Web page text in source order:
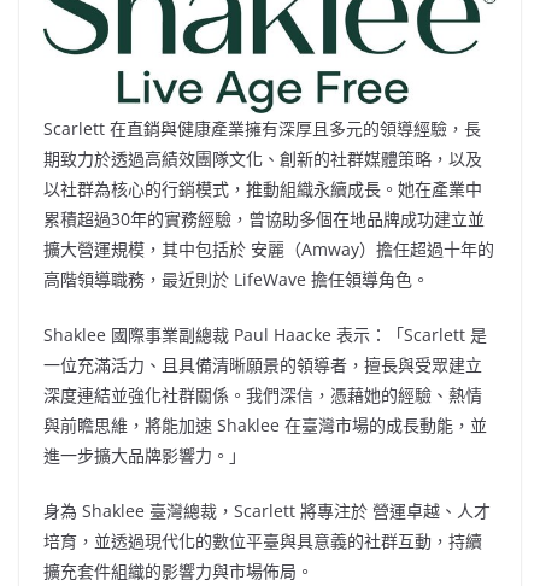
Scarlett 在直銷與健康產業擁有深厚且多元的領導經驗，長
期致力於透過高績效團隊文化、創新的社群媒體策略，以及
以社群為核心的行銷模式，推動組織永續成長。她在產業中
累積超過30年的實務經驗，曾協助多個在地品牌成功建立並
擴大營運規模，其中包括於 安麗（Amway）擔任超過十年的
高階領導職務，最近則於 LifeWave 擔任領導角色。
Shaklee 國際事業副總裁 Paul Haacke 表示：「Scarlett 是
一位充滿活力、且具備清晰願景的領導者，擅長與受眾建立
深度連結並強化社群關係。我們深信，憑藉她的經驗、熱情
與前瞻思維，將能加速 Shaklee 在臺灣市場的成長動能，並
進一步擴大品牌影響力。」
身為 Shaklee 臺灣總裁，Scarlett 將專注於 營運卓越、人才
培育，並透過現代化的數位平臺與具意義的社群互動，持續
擴充套件組織的影響力與市場佈局。